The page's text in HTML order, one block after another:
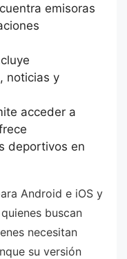
emisoras
noticias y
acceder a
deportivos en
Android e iOS y
buscan
necesitan
su versión